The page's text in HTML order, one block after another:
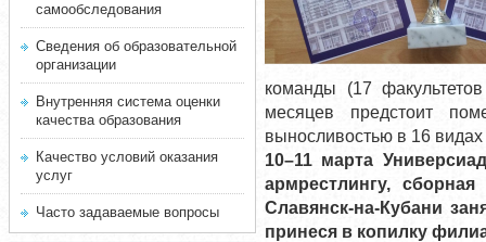
самообследования
Сведения об образовательной
организации
Внутренняя система оценки
качества образования
Качество условий оказания
услуг
Часто задаваемые вопросы
команды (17
месяцев предстоит
выносливостью в 16 видах
10–11 марта
армрестлингу,
Славянск-на-Кубани
принеся в копилку